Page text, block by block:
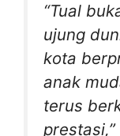
“Tual
ujung
kota
anak
terus